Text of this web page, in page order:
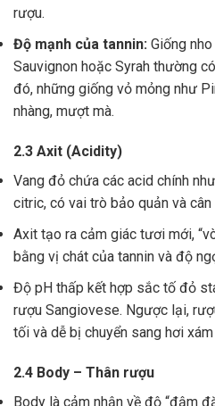
rượu.
Độ mạnh của tannin: Giống
Sauvignon hoặc Syrah thường
đó, những giống vỏ mỏng như
nhàng, mượt mà.
2.3 Axit (Acidity)
Vang đỏ chứa các acid chính
citric, có vai trò bảo quản và cân
Axit tạo ra cảm giác tươi mới,
bằng vị chát của tannin và độ
Độ pH thấp kết hợp sắc tố đỏ
rượu Sangiovese. Ngược lại,
tối và dễ bị chuyển sang hơi xám
2.4 Body – Thân rượu
Body là cảm nhận về độ “đậm